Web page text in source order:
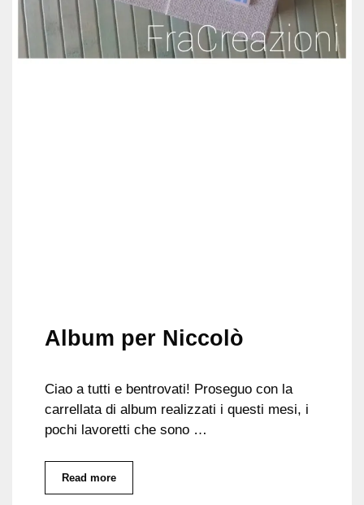
Album per Niccolò
Ciao a tutti e bentrovati! Proseguo con la
carrellata di album realizzati i questi mesi, i
pochi lavoretti che sono …
Read more